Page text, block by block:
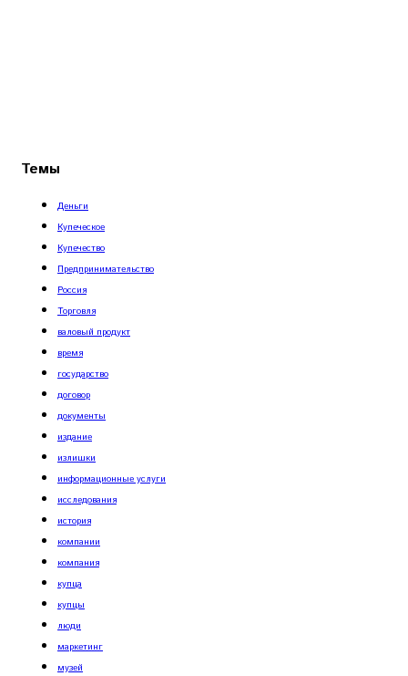
Темы
Деньги
Купеческое
Купечество
Предпринимательство
Россия
Торговля
валовый продукт
время
государство
договор
документы
издание
излишки
информационные услуги
исследования
история
компании
компания
купца
купцы
люди
маркетинг
музей